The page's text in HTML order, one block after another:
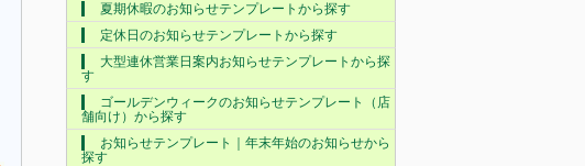
夏期休暇のお知らせテンプレートから探す
定休日のお知らせテンプレートから探す
大型連休営業日案内お知らせテンプレートから探
す
ゴールデンウィークのお知らせテンプレート（店
舗向け）から探す
お知らせテンプレート｜年末年始のお知らせから
探す